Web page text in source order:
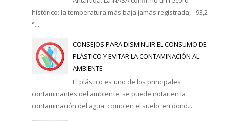
histórico: la temperatura más baja jamás registrada, –93,2
°...
CONSEJOS PARA DISMINUIR EL CONSUMO DE
PLÁSTICO Y EVITAR LA CONTAMINACIÓN AL
AMBIENTE
El plástico es uno de los principales
contaminantes del ambiente, se puede notar en la
contaminación del agua, como en el suelo, en dond...